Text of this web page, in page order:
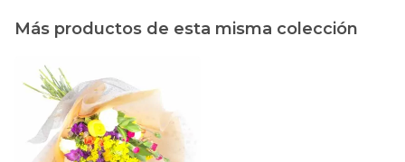
Más productos de esta misma colección